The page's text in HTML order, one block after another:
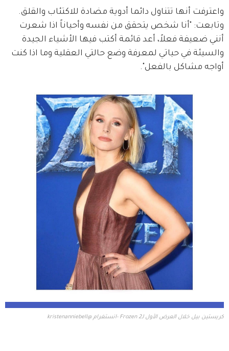
واعترفت أنها تتناول دائما أدوية مضادة للاكتئاب والقلق.
وتابعت: "أنا شخص يتحقق من نفسه وأحياناً اذا شعرت
أنني ضعيفة فعلاً، أعد قائمة أكتب فيها الأشياء الجيدة
والسيئة في حياتي لمعرفة وضع حالتي العقلية وما اذا كنت
أواجه مشاكل بالفعل".
كريستين بيل خلال العرض الأول لـFrozen 2 -انستغرام @kristenanniebell